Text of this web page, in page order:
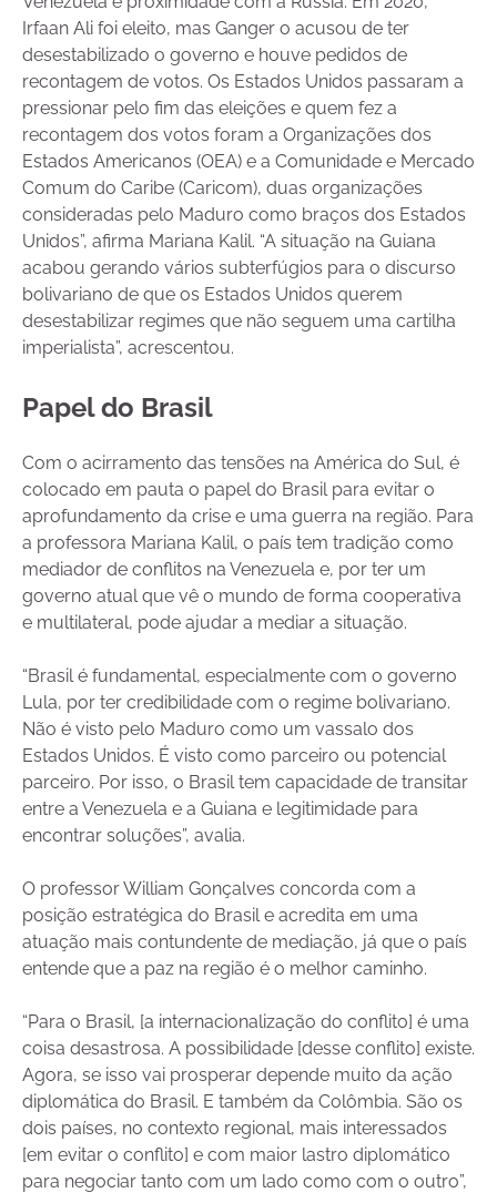
Irfaan Ali foi eleito, mas Ganger o acusou de ter
desestabilizado o governo e houve pedidos de
recontagem de votos. Os Estados Unidos passaram a
pressionar pelo fim das eleições e quem fez a
recontagem dos votos foram a Organizações dos
Estados Americanos (OEA) e a Comunidade e Mercado
Comum do Caribe (Caricom), duas organizações
consideradas pelo Maduro como braços dos Estados
Unidos”, afirma Mariana Kalil. “A situação na Guiana
acabou gerando vários subterfúgios para o discurso
bolivariano de que os Estados Unidos querem
desestabilizar regimes que não seguem uma cartilha
imperialista”, acrescentou.
Papel do Brasil
Com o acirramento das tensões na América do Sul, é
colocado em pauta o papel do Brasil para evitar o
aprofundamento da crise e uma guerra na região. Para
a professora Mariana Kalil, o país tem tradição como
mediador de conflitos na Venezuela e, por ter um
governo atual que vê o mundo de forma cooperativa
e multilateral, pode ajudar a mediar a situação.
“Brasil é fundamental, especialmente com o governo
Lula, por ter credibilidade com o regime bolivariano.
Não é visto pelo Maduro como um vassalo dos
Estados Unidos. É visto como parceiro ou potencial
parceiro. Por isso, o Brasil tem capacidade de transitar
entre a Venezuela e a Guiana e legitimidade para
encontrar soluções”, avalia.
O professor William Gonçalves concorda com a
posição estratégica do Brasil e acredita em uma
atuação mais contundente de mediação, já que o país
entende que a paz na região é o melhor caminho.
“Para o Brasil, [a internacionalização do conflito] é uma
coisa desastrosa. A possibilidade [desse conflito] existe.
Agora, se isso vai prosperar depende muito da ação
diplomática do Brasil. E também da Colômbia. São os
dois países, no contexto regional, mais interessados
[em evitar o conflito] e com maior lastro diplomático
para negociar tanto com um lado como com o outro”,